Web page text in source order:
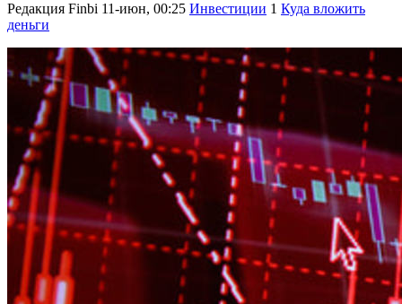
Редакция Finbi 11-июн, 00:25 Инвестиции 1 Куда вложить
деньги